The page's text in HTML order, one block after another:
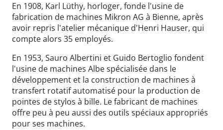
En 1908, Karl Lüthy, horloger, fonde l'usine de
fabrication de machines Mikron AG à Bienne, après
avoir repris l'atelier mécanique d'Henri Hauser, qui
compte alors 35 employés.
En 1953, Sauro Albertini et Guido Bertoglio fondent
l'usine de machines Albe spécialisée dans le
développement et la construction de machines à
transfert rotatif automatisé pour la production de
pointes de stylos à bille. Le fabricant de machines
offre peu à peu aussi des outils spéciaux appropriés
pour ses machines.